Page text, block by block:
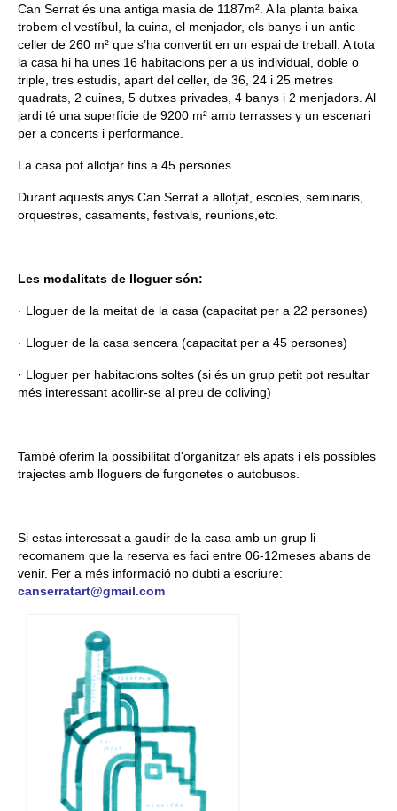
Can Serrat és una antiga masia de 1187m². A la planta baixa
trobem el vestíbul, la cuina, el menjador, els banys i un antic
celler de 260 m² que s’ha convertit en un espai de treball. A tota
la casa hi ha unes 16 habitacions per a ús individual, doble o
triple, tres estudis, apart del celler, de 36, 24 i 25 metres
quadrats, 2 cuines, 5 dutxes privades, 4 banys i 2 menjadors. Al
jardi té una superfície de 9200 m² amb terrasses y un escenari
per a concerts i performance.
La casa pot allotjar fins a 45 persones.
Durant aquests anys Can Serrat a allotjat, escoles, seminaris,
orquestres, casaments, festivals, reunions,etc.
Les modalitats de lloguer són:
· Lloguer de la meitat de la casa (capacitat per a 22 persones)
· Lloguer de la casa sencera (capacitat per a 45 persones)
· Lloguer per habitacions soltes (si és un grup petit pot resultar
més interessant acollir-se al preu de coliving)
També oferim la possibilitat d’organitzar els apats i els possibles
trajectes amb lloguers de furgonetes o autobusos.
Si estas interessat a gaudir de la casa amb un grup li
recomanem que la reserva es faci entre 06-12meses abans de
venir. Per a més informació no dubti a escriure:
canserratart@gmail.com